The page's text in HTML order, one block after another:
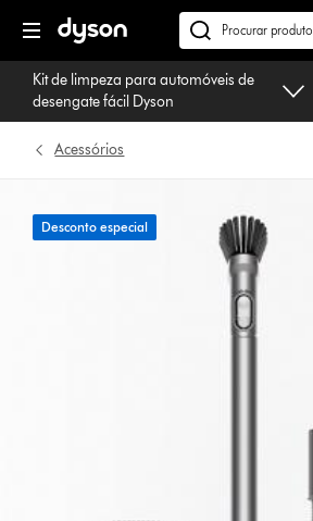
seguinte
Pesquisar
em
dyson.pt
Kit de limpeza para automóveis de
desengate fácil Dyson
Acessórios
Desconto especial